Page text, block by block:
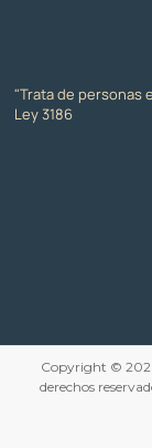
"Trata de personas
Ley 3186
Copyright ©
derechos